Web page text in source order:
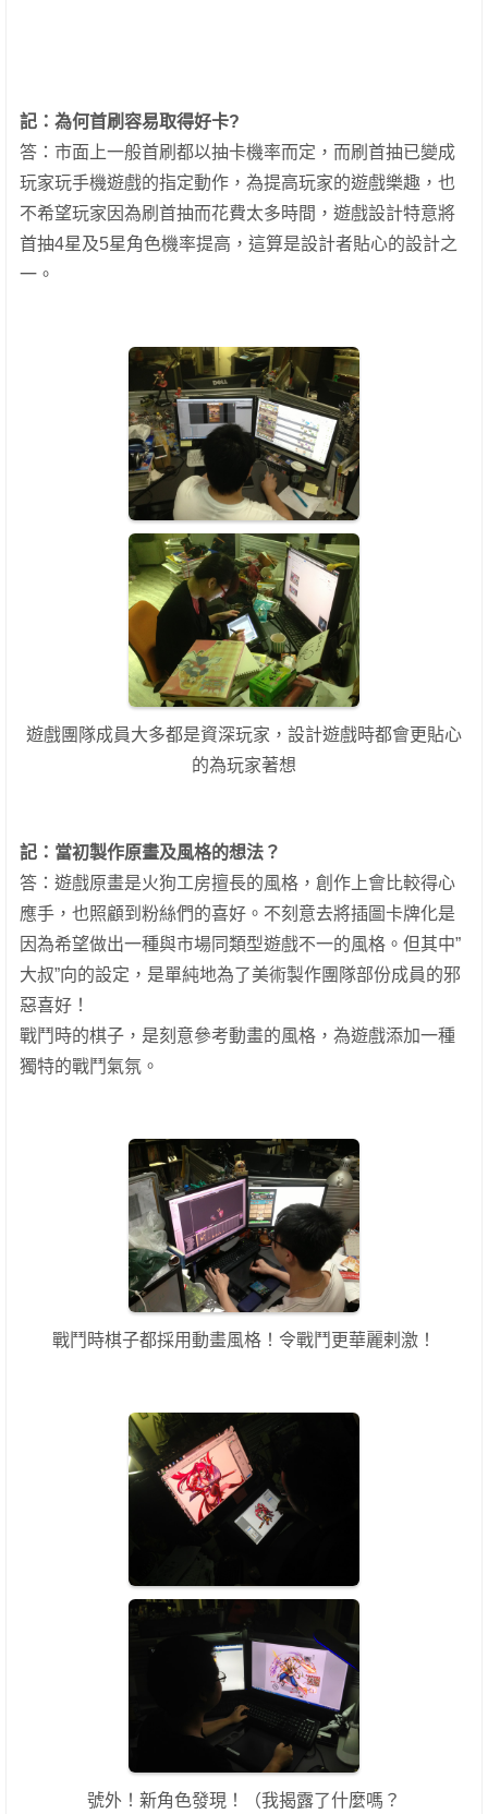
記： 為何首刷容易取得好卡?
答：市面上一般首刷都以抽卡機率而定，而刷首抽已變成
玩家玩手機遊戲的指定動作，為提高玩家的遊戲樂趣，也
不希望玩家因為刷首抽而花費太多時間，遊戲設計特意將
首抽4星及5星角色機率提高，這算是設計者貼心的設計之
一。
遊戲團隊成員大多都是資深玩家，設計遊戲時都會更貼心
的為玩家著想
記： 當初製作原畫及風格的想法？
答：遊戲原畫是火狗工房擅長的風格，創作上會比較得心
應手，也照顧到粉絲們的喜好。不刻意去將插圖卡牌化是
因為希望做出一種與市場同類型遊戲不一的風格。但其中”
大叔”向的設定，是單純地為了美術製作團隊部份成員的邪
惡喜好！
戰鬥時的棋子，是刻意參考動畫的風格，為遊戲添加一種
獨特的戰鬥氣氛。
戰鬥時棋子都採用動畫風格！令戰鬥更華麗剌激！
號外！新角色發現！（我揭露了什麼嗎？